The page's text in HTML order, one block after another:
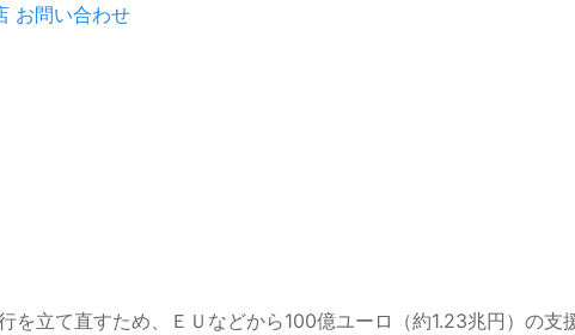
お問い合わせ
立て直すため、ＥＵなどから100億ユーロ（約1.23兆円）の支